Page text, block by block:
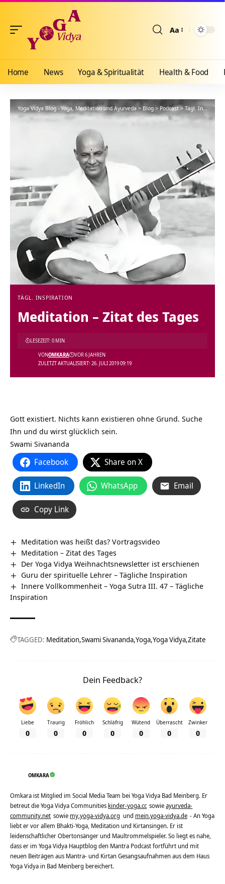
Aa
Home News Yoga & Spiritualität Health & Food
Yoga Vidya Blog - Yoga, Meditation und Ayurveda >Blog>Podcast>Tägl. Inspiration
TÄGL. INSPIRATION
Meditation – Zitat des Tages
ZULETZT AKTUALISIERT: 26. JULI 2019 09:19
VONOMKARA VOR 6 JAHREN
LESEZEIT: 0 MIN
Gott existiert. Nichts kann existieren ohne Grund. Suche
Ihn und du wirst glücklich sein.
Swami Sivananda
Facebook Share on X
LinkedIn WhatsApp Email
Copy Link
Meditation was heißt das? Vortragsvideo
Meditation – Zitat des Tages
Der Yoga Vidya Weihnachtsnewsletter ist erschienen
Guru der spirituelle Lehrer – Tägliche Inspiration
Innere Vollkommenheit – Yoga Sutra III. 47 – Tägliche
Inspiration
TAGGED: Meditation Swami Sivananda Yoga Yoga Vidya Zitate
Dein Feedback?
Liebe
0
Traurig
0
Fröhlich
0
Schläfrig
0
Wütend
0
Überrascht
0
Zwinker
0
OMKARA
Omkara ist Mitglied im Social Media Team bei Yoga Vidya Bad Meinberg. Er
betreut die Yoga Vidya Communities kinder-yoga.cc sowieayurveda-
community.net sowie my.yoga-vidya.org und mein.yoga-vidya.de - An Yoga
liebt er vor allem Bhakti-Yoga, Meditation und Kirtansingen. Er ist
leidenschaftlicher Obertonsänger und Maultrommelspieler. So liegt es nahe,
dass er im Yoga Vidya Hauptblog den Mantra Podcast fortführt und mit
neuen Beiträgen aus Mantra- und Kirtan Gesangsaufnahmen aus dem Haus
Yoga Vidya in Bad Meinberg bereichert.